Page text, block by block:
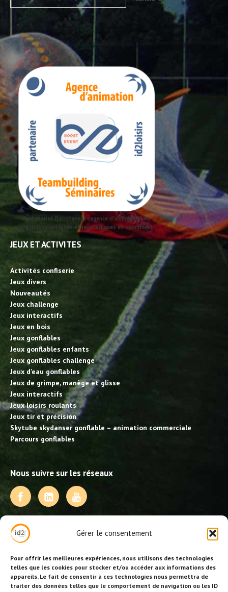
Gérer le consentement
Pour offrir les meilleures expériences, nous utilisons des technologies
telles que les cookies pour stocker et/ou accéder aux informations des
appareils. Le fait de consentir à ces technologies nous permettra de
traiter des données telles que le comportement de navigation ou les ID
Partenariat Boostevent (agence d'animation) et
id2loisirs activités et jeux ludiques et sportives
JEUX ET ACTIVITES
Activités confiserie
Jeux divers
Nouveautés
Jeux challenge
Jeux interactifs
Jeux en bois
Jeux gonflables
Jeux gonflables enfants
Jeux gonflables challenge
Jeux d’eau gonflables
Jeux de grimpe, manège et glisse
Jeux interactifs
Jeux loisirs roulants
Jeux tir et précision
Skytube skydanser gonflable – animation commerciale
Parcours gonflables
Nous suivre sur les réseaux
NOS PRESTATIONS
Activités, jeux et animations BDE
Animations événementielles
Animations EVJF – EVJG
Animations hôtellerie
Animations anniversaires